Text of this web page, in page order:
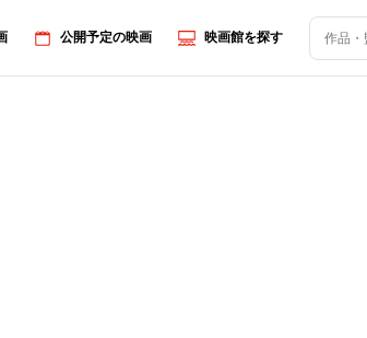
公開予定の映画 映画館を探す